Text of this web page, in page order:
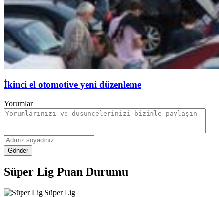
İkinci el otomotive yeni düzenleme
Yorumlar
Gönder
Süper Lig Puan Durumu
Süper Lig